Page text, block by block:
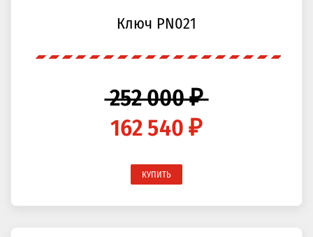
Ключ PN021
252 000 ₽
162 540 ₽
КУПИТЬ